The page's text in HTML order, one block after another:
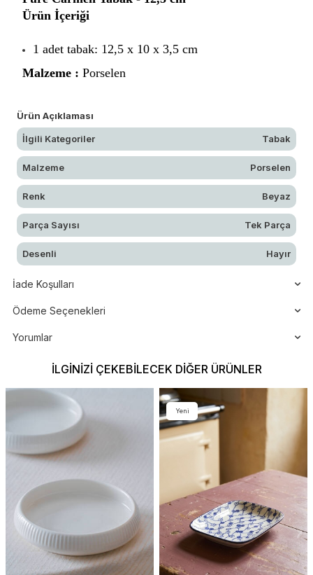
Ürün İçeriği
1 adet tabak: 12,5 x 10 x 3,5 cm
Malzeme : Porselen
Ürün Açıklaması
İlgili Kategoriler Tabak
Malzeme Porselen
Renk Beyaz
Parça Sayısı Tek Parça
Desenli Hayır
İade Koşulları
Ödeme Seçenekleri
Yorumlar
İLGINIZI ÇEKEBILECEK DIĞER ÜRÜNLER
Yeni